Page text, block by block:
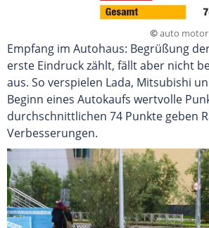
©auto
Empfang im Autohaus: Begrüßung
erste Eindruck zählt, fällt aber nicht
aus. So verspielen Lada, Mitsubishi
Beginn eines Autokaufs wertvolle
durchschnittlichen 74 Punkte geben
Verbesserungen.